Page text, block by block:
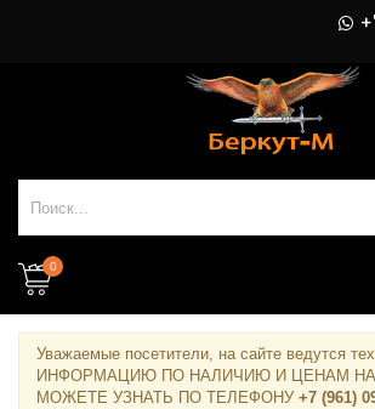
0
Уважаемые посетители, на сайте ведутся
ИНФОРМАЦИЮ ПО НАЛИЧИЮ И ЦЕНАМ
МОЖЕТЕ УЗНАТЬ ПО ТЕЛЕФОНУ +7 (961)